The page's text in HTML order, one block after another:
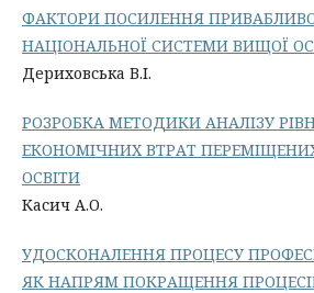
ФАКТОРИ ПОСИЛЕННЯ
НАЦІОНАЛЬНОЇ СИСТЕМИ ВИЩОЇ
Дериховська В.І.
РОЗРОБКА МЕТОДИКИ АНАЛІЗУ
ЕКОНОМІЧНИХ ВТРАТ
ОСВІТИ
Касич А.О.
УДОСКОНАЛЕННЯ ПРОЦЕСУ
ЯК НАПРЯМ ПОКРАЩЕННЯ